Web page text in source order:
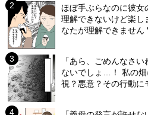
ほぼ手ぶらなのに彼女
理解できないけど楽し
なたが理解できません
「あら、ごめんなさ
ないでしょ…！ 私の
視？悪意？その行動に